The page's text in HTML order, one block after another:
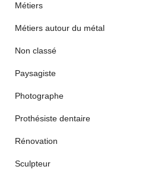
Métiers
Métiers autour du métal
Non classé
Paysagiste
Photographe
Prothésiste dentaire
Rénovation
Sculpteur